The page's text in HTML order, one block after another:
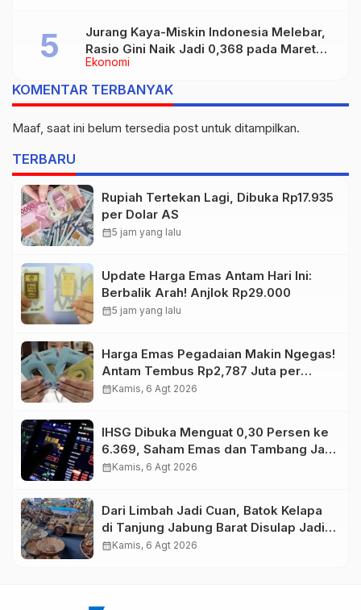
Ekonomi
Jurang Kaya-Miskin Indonesia Melebar,
Rasio Gini Naik Jadi 0,368 pada Maret
2026
KOMENTAR TERBANYAK
Maaf, saat ini belum tersedia post untuk ditampilkan.
TERBARU
Rupiah Tertekan Lagi, Dibuka Rp17.935
per Dolar AS
calendar_month5 jam yang lalu
Update Harga Emas Antam Hari Ini:
Berbalik Arah! Anjlok Rp29.000
calendar_month5 jam yang lalu
Harga Emas Pegadaian Makin Ngegas!
Antam Tembus Rp2,787 Juta per
Gram
calendar_monthKamis, 6 Agt 2026
IHSG Dibuka Menguat 0,30 Persen ke
6.369, Saham Emas dan Tambang Jadi
Penggerak
calendar_monthKamis, 6 Agt 2026
Dari Limbah Jadi Cuan, Batok Kelapa
di Tanjung Jabung Barat Disulap Jadi
Kerajinan Bernilai Tinggi
calendar_monthKamis, 6 Agt 2026